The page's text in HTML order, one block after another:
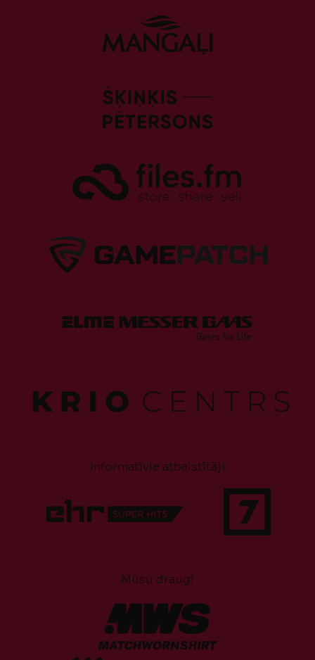
Informatīvie atbalstītāji
Mūsu draugi